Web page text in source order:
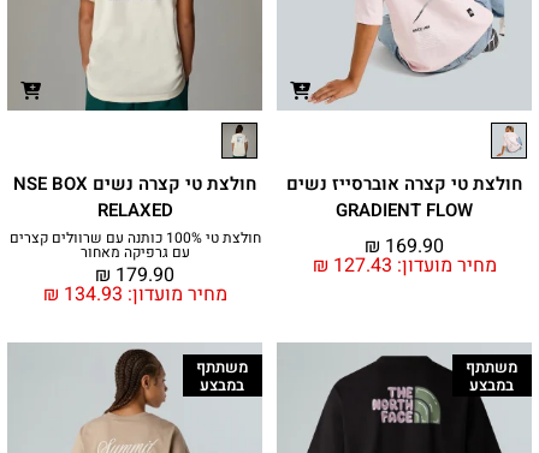
חולצת טי קצרה אוברסייז נשים
GRADIENT FLOW
מחיר מועדון: ₪ 127.43
₪ 169.90
חולצת טי קצרה נשים NSE BOX
RELAXED
חולצת טי 100% כותנה עם שרוולים קצרים
עם גרפיקה מאחור
מחיר מועדון: ₪ 134.93
₪ 179.90
משתתף
במבצע
משתתף
במבצע